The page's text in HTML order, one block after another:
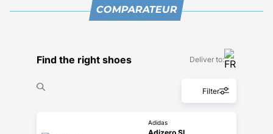
COMPARATEUR